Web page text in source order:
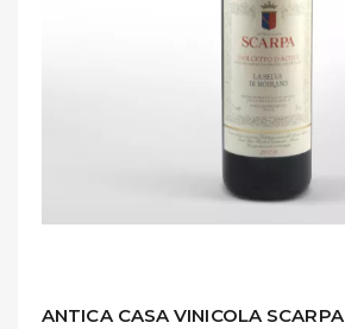
ANTICA CASA VINICOLA SCARPA